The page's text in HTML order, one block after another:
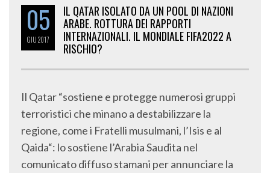
05
GIU2017
IL QATAR ISOLATO DA UN POOL DI NAZIONI
ARABE. ROTTURA DEI RAPPORTI
INTERNAZIONALI. IL MONDIALE FIFA2022 A
RISCHIO?
Il Qatar “sostiene e protegge numerosi gruppi
terroristici che minano a destabilizzare la
regione, come i Fratelli musulmani, l’Isis e al
Qaida“: lo sostiene l’Arabia Saudita nel
comunicato diffuso stamani per annunciare la